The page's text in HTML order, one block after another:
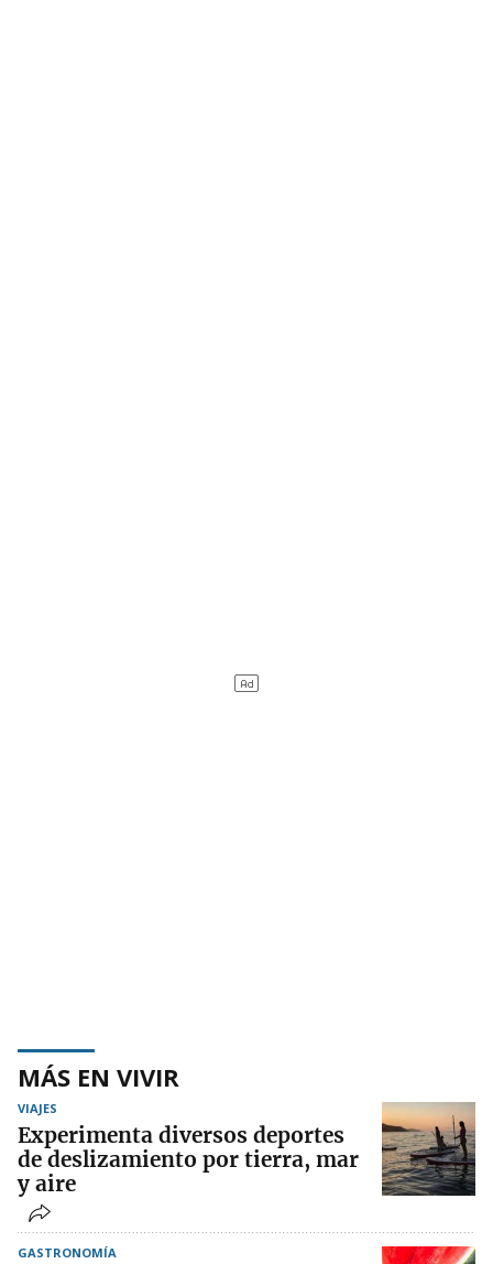
MÁS EN VIVIR
VIAJES
Experimenta diversos deportes
de deslizamiento por tierra, mar
y aire
GASTRONOMÍA